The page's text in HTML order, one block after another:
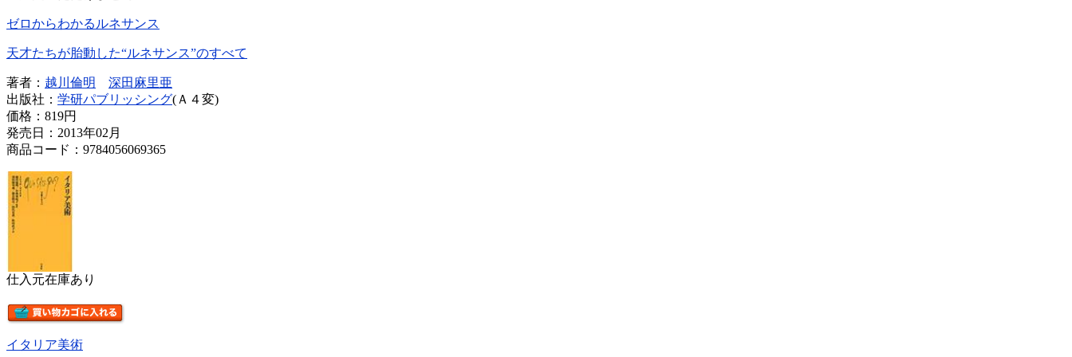
ゼロからわかるルネサンス
天才たちが胎動した“ルネサンス”のすべて
著者： 越川倫明
深田麻里亜
出版社： 学研パブリッシング(Ａ４変)
価格： 819円
発売日：2013年02月
商品コード：9784056069365
仕入元在庫あり
イタリア美術